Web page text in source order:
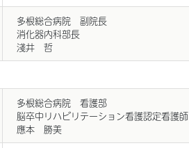
多根総合病院 副院長
消化器内科部長
淺井 哲
多根総合病院 看護部
脳卒中リハビリテーション看護認定看護師
應本 勝美